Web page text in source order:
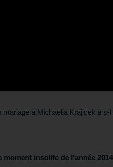
à Michaella Krajicek à s-
moment insolite de l'année 2014